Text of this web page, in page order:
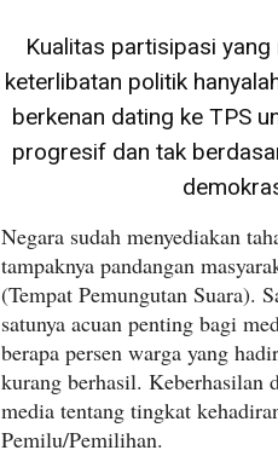
Kualitas partisipasi
keterlibatan politik
berkenan dating ke TPS
progresif dan tak
Negara sudah menyediakan
tampaknya pandangan
(Tempat Pemungutan Suara).
satunya acuan penting bagi
berapa persen warga yang
kurang berhasil. Keberhasilan
media tentang tingkat
Pemilu/Pemilihan.